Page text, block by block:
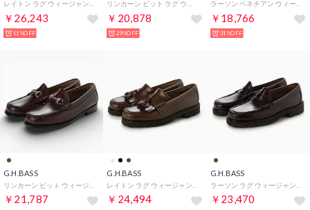
￥26,243
11%OFF
￥20,878
29%OFF
￥18,766
31%OFF
G.H.BASS
￥21,787
G.H.BASS
￥24,494
G.H.BASS
￥23,470